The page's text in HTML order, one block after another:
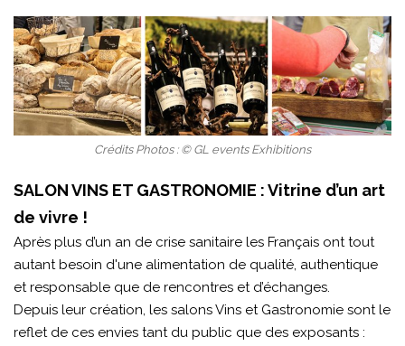
Crédits Photos : © GL events Exhibitions
SALON VINS ET GASTRONOMIE : Vitrine d’un art
de vivre !
Après plus d’un an de crise sanitaire les Français ont tout
autant besoin d'une alimentation de qualité, authentique
et responsable que de rencontres et d’échanges.
Depuis leur création, les salons Vins et Gastronomie sont le
reflet de ces envies tant du public que des exposants :